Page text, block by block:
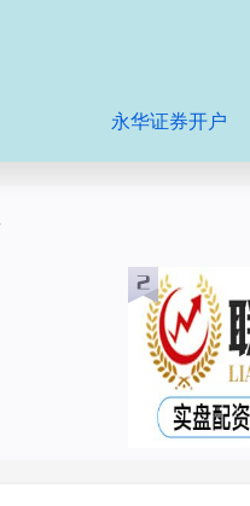
永华证券开户